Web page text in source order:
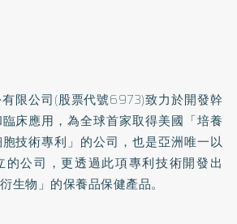
限公司(股票代號6973)致力於開發幹
床應用，為全球首家取得美國「培養
技術專利」的公司，也是亞洲唯一以
的公司，更透過此項專利技術開發出
生物」的保養品保健產品。